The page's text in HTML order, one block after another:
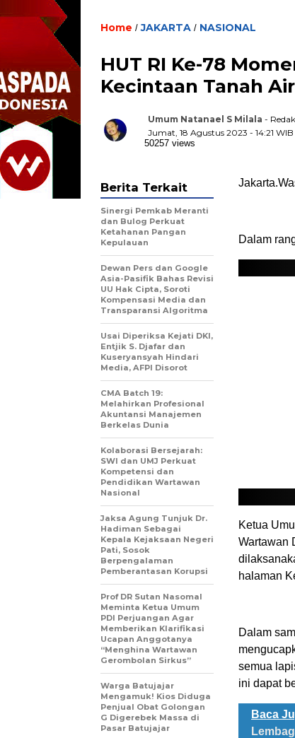
Home /JAKARTA / NASIONAL
HUT RI Ke-78
Kecintaan Tanah Air
Umum Natanael S Milala -
Jumat, 18 Agustus 2023 - 14:21 WIB
50257 views
Dalam
Ketua
Wartawan
halaman
Dalam
semua
ini dapat
Baca
Berita Terkait
Sinergi Pemkab Meranti
dan Bulog Perkuat
Ketahanan Pangan
Kepulauan
Dewan Pers dan Google
Asia-Pasifik Bahas Revisi
UU Hak Cipta, Soroti
Kompensasi Media dan
Transparansi Algoritma
Usai Diperiksa Kejati DKI,
Entjik S. Djafar dan
Kuseryansyah Hindari
Media, AFPI Disorot
CMA Batch 19:
Melahirkan Profesional
Akuntansi Manajemen
Berkelas Dunia
Kolaborasi Bersejarah:
SWI dan UMJ Perkuat
Kompetensi dan
Pendidikan Wartawan
Nasional
Jaksa Agung Tunjuk Dr.
Hadiman Sebagai
Kepala Kejaksaan Negeri
Pati, Sosok
Berpengalaman
Pemberantasan Korupsi
Prof DR Sutan Nasomal
Meminta Ketua Umum
PDI Perjuangan Agar
Memberikan Klarifikasi
Ucapan Anggotanya
“Menghina Wartawan
Gerombolan Sirkus”
Warga Batujajar
Mengamuk! Kios Diduga
Penjual Obat Golongan
G Digerebek Massa di
Pasar Batujajar